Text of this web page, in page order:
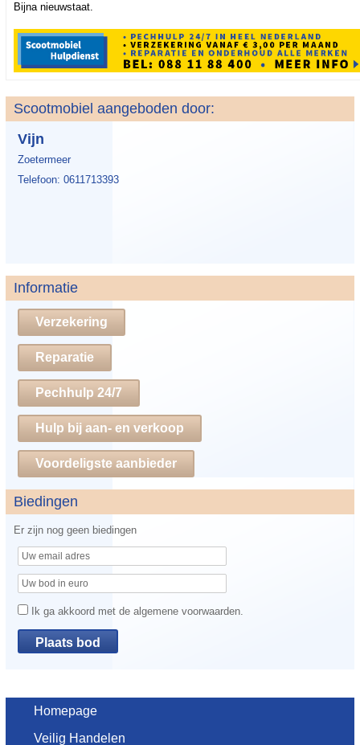
Bijna nieuwstaat.
Scootmobiel aangeboden door:
Vijn
Zoetermeer
Telefoon: 0611713393
Informatie
Verzekering
Reparatie
Pechhulp 24/7
Hulp bij aan- en verkoop
Voordeligste aanbieder
Biedingen
Er zijn nog geen biedingen
Ik ga akkoord met de algemene voorwaarden.
Homepage
Veilig Handelen